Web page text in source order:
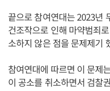
끝으로 참여연대는 2023년
건조작으로 인해 마약범죄
소하지 않은 점을 문제제기
참여연대에 따르면 이 문제
이 공소를 취소하면서 검찰